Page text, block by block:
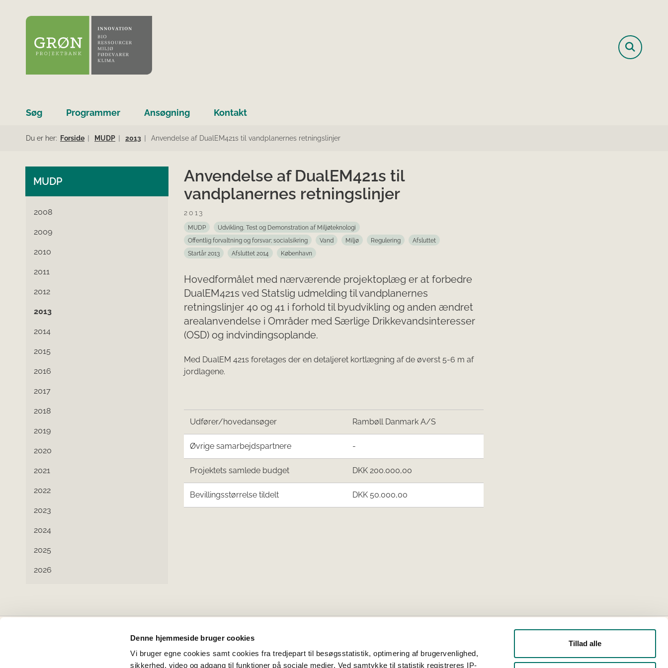
Denne hjemmeside bruger cookies
Vi bruger egne cookies samt cookies fra tredjepart til besøgsstatistik, optimering af brugervenlighed,
sikkerhed, video og adgang til funktioner på sociale medier. Ved samtykke til statistik registreres IP-
Tillad alle
Søg Programmer Ansøgning Kontakt
Du er her: Forside MUDP 2013 Anvendelse af DualEM421s til vandplanernes retningslinjer
MUDP
2008
2009
2010
2011
2012
2013
2014
2015
2016
2017
2018
2019
2020
2021
2022
2023
2024
2025
2026
Anvendelse af DualEM421s til
vandplanernes retningslinjer
2013
MUDP
Udvikling, Test og Demonstration af Miljøteknologi
Offentlig forvaltning og forsvar; socialsikring
Vand Miljø Regulering
Afsluttet
Startår 2013
Afsluttet 2014 København
Hovedformålet med nærværende projektoplæg er at forbedre
DualEM421s ved Statslig udmelding til vandplanernes
retningslinjer 40 og 41 i forhold til byudvikling og anden ændret
arealanvendelse i Områder med Særlige Drikkevandsinteresser
(OSD) og indvindingsoplande.
Med DualEM 421s foretages der en detaljeret kortlægning af de øverst 5-6 m af
jordlagene.
Udfører/hovedansøger Rambøll Danmark A/S
Øvrige samarbejdspartnere -
Projektets samlede budget DKK 200.000,00
Bevillingsstørrelse tildelt DKK 50.000,00